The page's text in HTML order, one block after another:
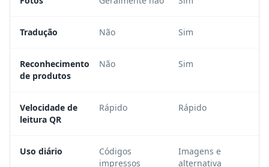
Tradução Não Sim
Reconhecimento
de produtos
Não Sim
Velocidade de
leitura QR
Rápido Rápido
Uso diário
Códigos
impressos
Imagens e
alternativa